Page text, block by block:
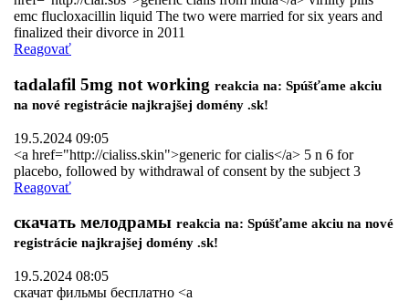
emc flucloxacillin liquid The two were married for six years and
finalized their divorce in 2011
Reagovať
tadalafil 5mg not working reakcia na: Spúšťame akciu
na nové registrácie najkrajšej domény .sk!
19.5.2024 09:05
<a href="http://cialiss.skin">generic for cialis</a> 5 n 6 for
placebo, followed by withdrawal of consent by the subject 3
Reagovať
скачать мелодрамы reakcia na: Spúšťame akciu na nové
registrácie najkrajšej domény .sk!
19.5.2024 08:05
скачат фильмы бесплатно <a